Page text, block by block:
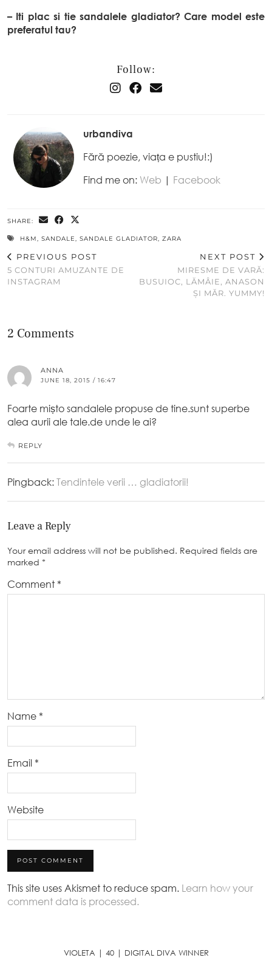
– Iti plac si tie sandalele gladiator? Care model este
preferatul tau?
Follow:
urbandiva
Fără poezie, viața e pustiu!:)
Find me on: Web | Facebook
SHARE:
H&M SANDALE SANDALE GLADIATOR ZARA
PREVIOUS POST
5 CONTURI AMUZANTE DE
INSTAGRAM
NEXT POST
MIRESME DE VARĂ:
BUSUIOC, LĂMÂIE, ANASON
ȘI MĂR. YUMMY!
2 Comments
ANNA
JUNE 18, 2015 / 16:47
Foarte mișto sandalele propuse de tine.sunt superbe
alea aurii ale tale.de unde le ai?
REPLY
Pingback: Tendintele verii … gladiatorii!
Leave a Reply
Your email address will not be published. Required fields are
marked *
Comment *
Name *
Email *
Website
This site uses Akismet to reduce spam. Learn how your
comment data is processed.
VIOLETA | 40 | DIGITAL DIVA WINNER